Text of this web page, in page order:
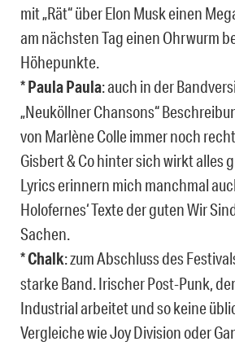
mit „Rät“ über Elon Musk einen
am nächsten Tag einen Ohrwurm
Höhepunkte.
*Paula Paula: auch in der
„Neuköllner Chansons“
von Marlène Colle immer noch
Gisbert & Co hinter sich wirkt alles
Lyrics erinnern mich manchmal
Holofernes‘ Texte der guten Wir
Sachen.
*Chalk: zum Abschluss des
starke Band. Irischer Post-Punk,
Industrial arbeitet und so keine
Vergleiche wie Joy Division oder